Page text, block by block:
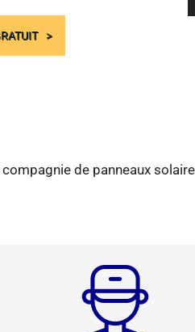
de panneaux